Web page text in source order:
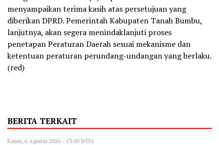
menyampaikan terima kasih atas persetujuan yang
diberikan DPRD. Pemerintah Kabupaten Tanah Bumbu,
lanjutnya, akan segera menindaklanjuti proses
penetapan Peraturan Daerah sesuai mekanisme dan
ketentuan peraturan perundang-undangan yang berlaku.
(red)
BERITA TERKAIT
Kamis, 6 Agustus 2026 - 13:00 WITA